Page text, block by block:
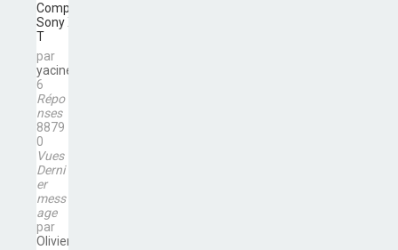
Comparaison
Sony Xperia
T
par
yacine02
6
Répo
nses
8879
0
Vues
Derni
er
mess
age
par
Olivier